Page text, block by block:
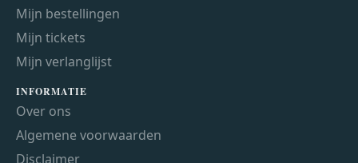
Mijn bestellingen
Mijn tickets
Mijn verlanglijst
INFORMATIE
Over ons
Algemene voorwaarden
Disclaimer